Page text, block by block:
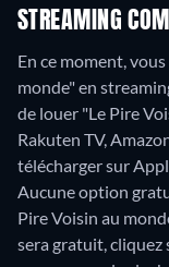
STREAMING
En ce moment,
monde" en
de louer "Le Pire
Rakuten TV,
télécharger sur
Aucune option
Pire Voisin au
sera gratuit,